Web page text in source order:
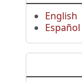
English
Español